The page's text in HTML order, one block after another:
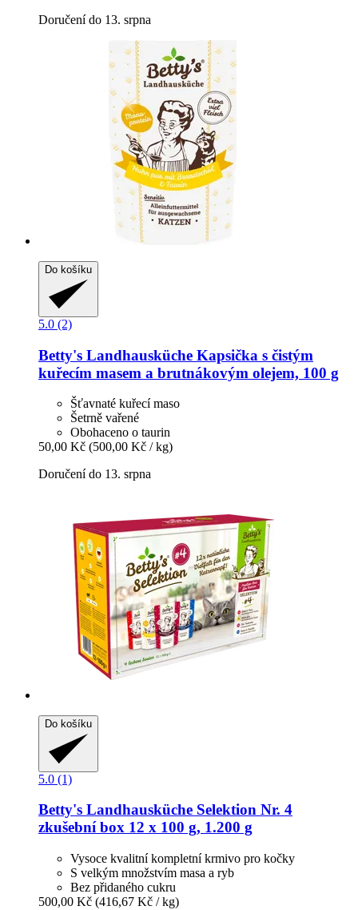
Doručení do 13. srpna
Do košíku
5.0 (2)
Betty's Landhausküche Kapsička s čistým
kuřecím masem a brutnákovým olejem, 100 g
Šťavnaté kuřecí maso
Šetrně vařené
Obohaceno o taurin
50,00 Kč (500,00 Kč / kg)
Doručení do 13. srpna
Do košíku
5.0 (1)
Betty's Landhausküche Selektion Nr. 4
zkušební box 12 x 100 g, 1.200 g
Vysoce kvalitní kompletní krmivo pro kočky
S velkým množstvím masa a ryb
Bez přidaného cukru
500,00 Kč (416,67 Kč / kg)